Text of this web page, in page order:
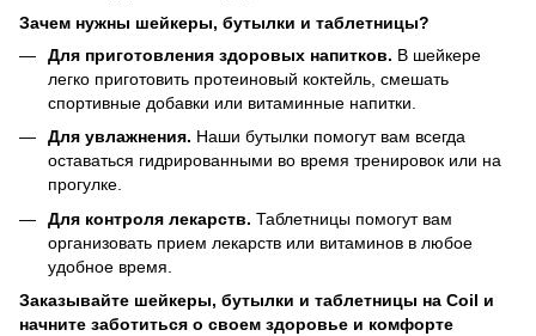
Зачем нужны шейкеры, бутылки и таблетницы?
Для приготовления здоровых напитков. В шейкере
легко приготовить протеиновый коктейль, смешать
спортивные добавки или витаминные напитки.
Для увлажнения. Наши бутылки помогут вам всегда
оставаться гидрированными во время тренировок или на
прогулке.
Для контроля лекарств. Таблетницы помогут вам
организовать прием лекарств или витаминов в любое
удобное время.
Заказывайте шейкеры, бутылки и таблетницы на Coil и
начните заботиться о своем здоровье и комфорте